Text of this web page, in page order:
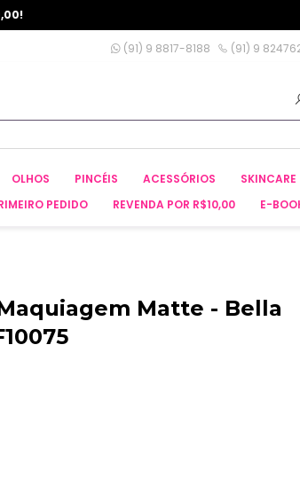
(91) 9 8817-8188 (91) 9
OLHOS PINCÉIS ACESSÓRIOS SKINCARE
PEDIDO REVENDA POR R$10,00 E-
Matte - Bella